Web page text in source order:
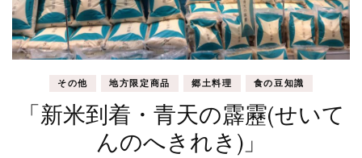
その他 地方限定商品 郷土料理 食の豆知識
「新米到着・青天の霹靂(せいて
んのへきれき)」